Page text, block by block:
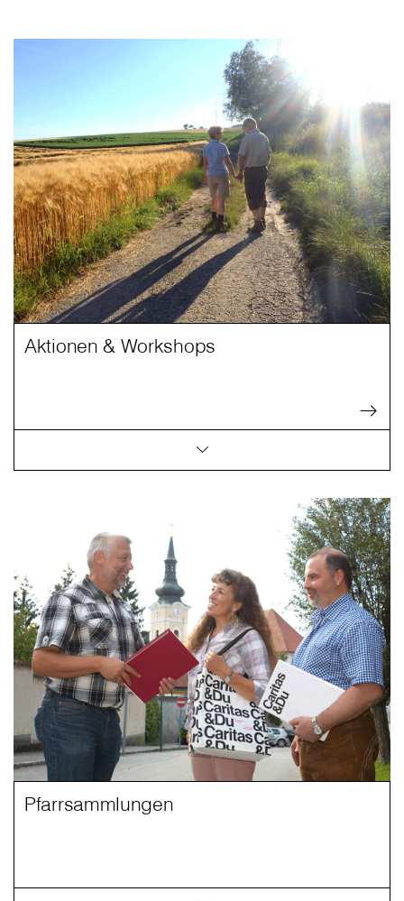
Aktionen & Workshops
Pfarrsammlungen